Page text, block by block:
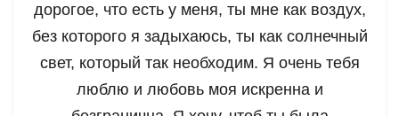
дорогое, что есть у меня, ты мне как воздух,
без которого я задыхаюсь, ты как солнечный
свет, который так необходим. Я очень тебя
люблю и любовь моя искренна и